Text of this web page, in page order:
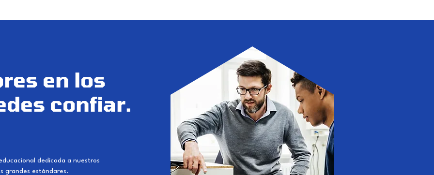
en los
confiar.
dedicada a nuestros
grandes estándares.